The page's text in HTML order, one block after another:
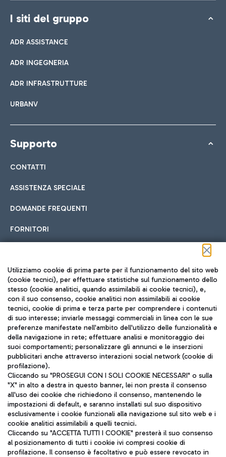
I siti del gruppo
ADR ASSISTANCE
ADR INGEGNERIA
ADR INFRASTRUTTURE
URBANV
Supporto
CONTATTI
ASSISTENZA SPECIALE
DOMANDE FREQUENTI
FORNITORI
Seguici sui social
TRAVEL JOURNAL
ITA
Aeroporti di Roma S.p.A. - Società soggetta a direzione e
coordinamento di Mundys S.p.A.
Codice fiscale e Registro delle Imprese di Roma 13032990155 P.
IVA 06572251004
Utilizziamo cookie di prima parte per il funzionamento del sito web
(cookie tecnici), per effettuare statistiche sul funzionamento dello
stesso (cookie analitici, quando assimilabili ai cookie tecnici), e,
con il suo consenso, cookie analitici non assimilabili ai cookie
tecnici, cookie di prima e terza parte per comprendere i contenuti
di suo interesse; inviarle messaggi commerciali in linea con le sue
preferenze manifestate nell'ambito dell'utilizzo delle funzionalità e
della navigazione in rete; effettuare analisi e monitoraggio dei
suoi comportamenti; personalizzare gli annunci e le inserzioni
pubblicitari anche attraverso interazioni social network (cookie di
profilazione).
Cliccando su "PROSEGUI CON I SOLI COOKIE NECESSARI" o sulla
"X" in alto a destra in questo banner, lei non presta il consenso
all'uso dei cookie che richiedono il consenso, mantenendo le
impostazioni di default, e saranno installati sul suo dispositivo
esclusivamente i cookie funzionali alla navigazione sul sito web e i
cookie analitici assimilabili a quelli tecnici.
Cliccando su "ACCETTA TUTTI I COOKIE" presterà il suo consenso
al posizionamento di tutti i cookie ivi compresi cookie di
profilazione. Il consenso è facoltativo e può essere revocato in